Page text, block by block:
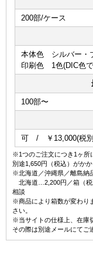
200部/ケース
本体色 シルバー・
印刷色 1色(DIC色
100部〜
可 / ￥13,000(税別
※1つのご注文につき1ヶ所
別途1,650円（税込）がかか
※北海道／沖縄県／離島納
北海道…2,200円／箱（税
相談
※商品により箱数が変わり
さい。
※当サイトの仕様上、在庫
その際は別途メールにてご